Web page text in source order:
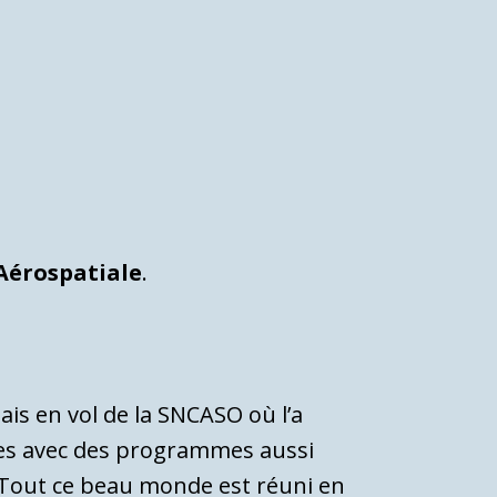
.
en vol de la SNCASO où l’a
avec des programmes aussi
ce beau monde est réuni en